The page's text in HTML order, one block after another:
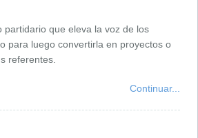
partidario que eleva la voz de los
para luego convertirla en proyectos o
referentes.
Continuar...